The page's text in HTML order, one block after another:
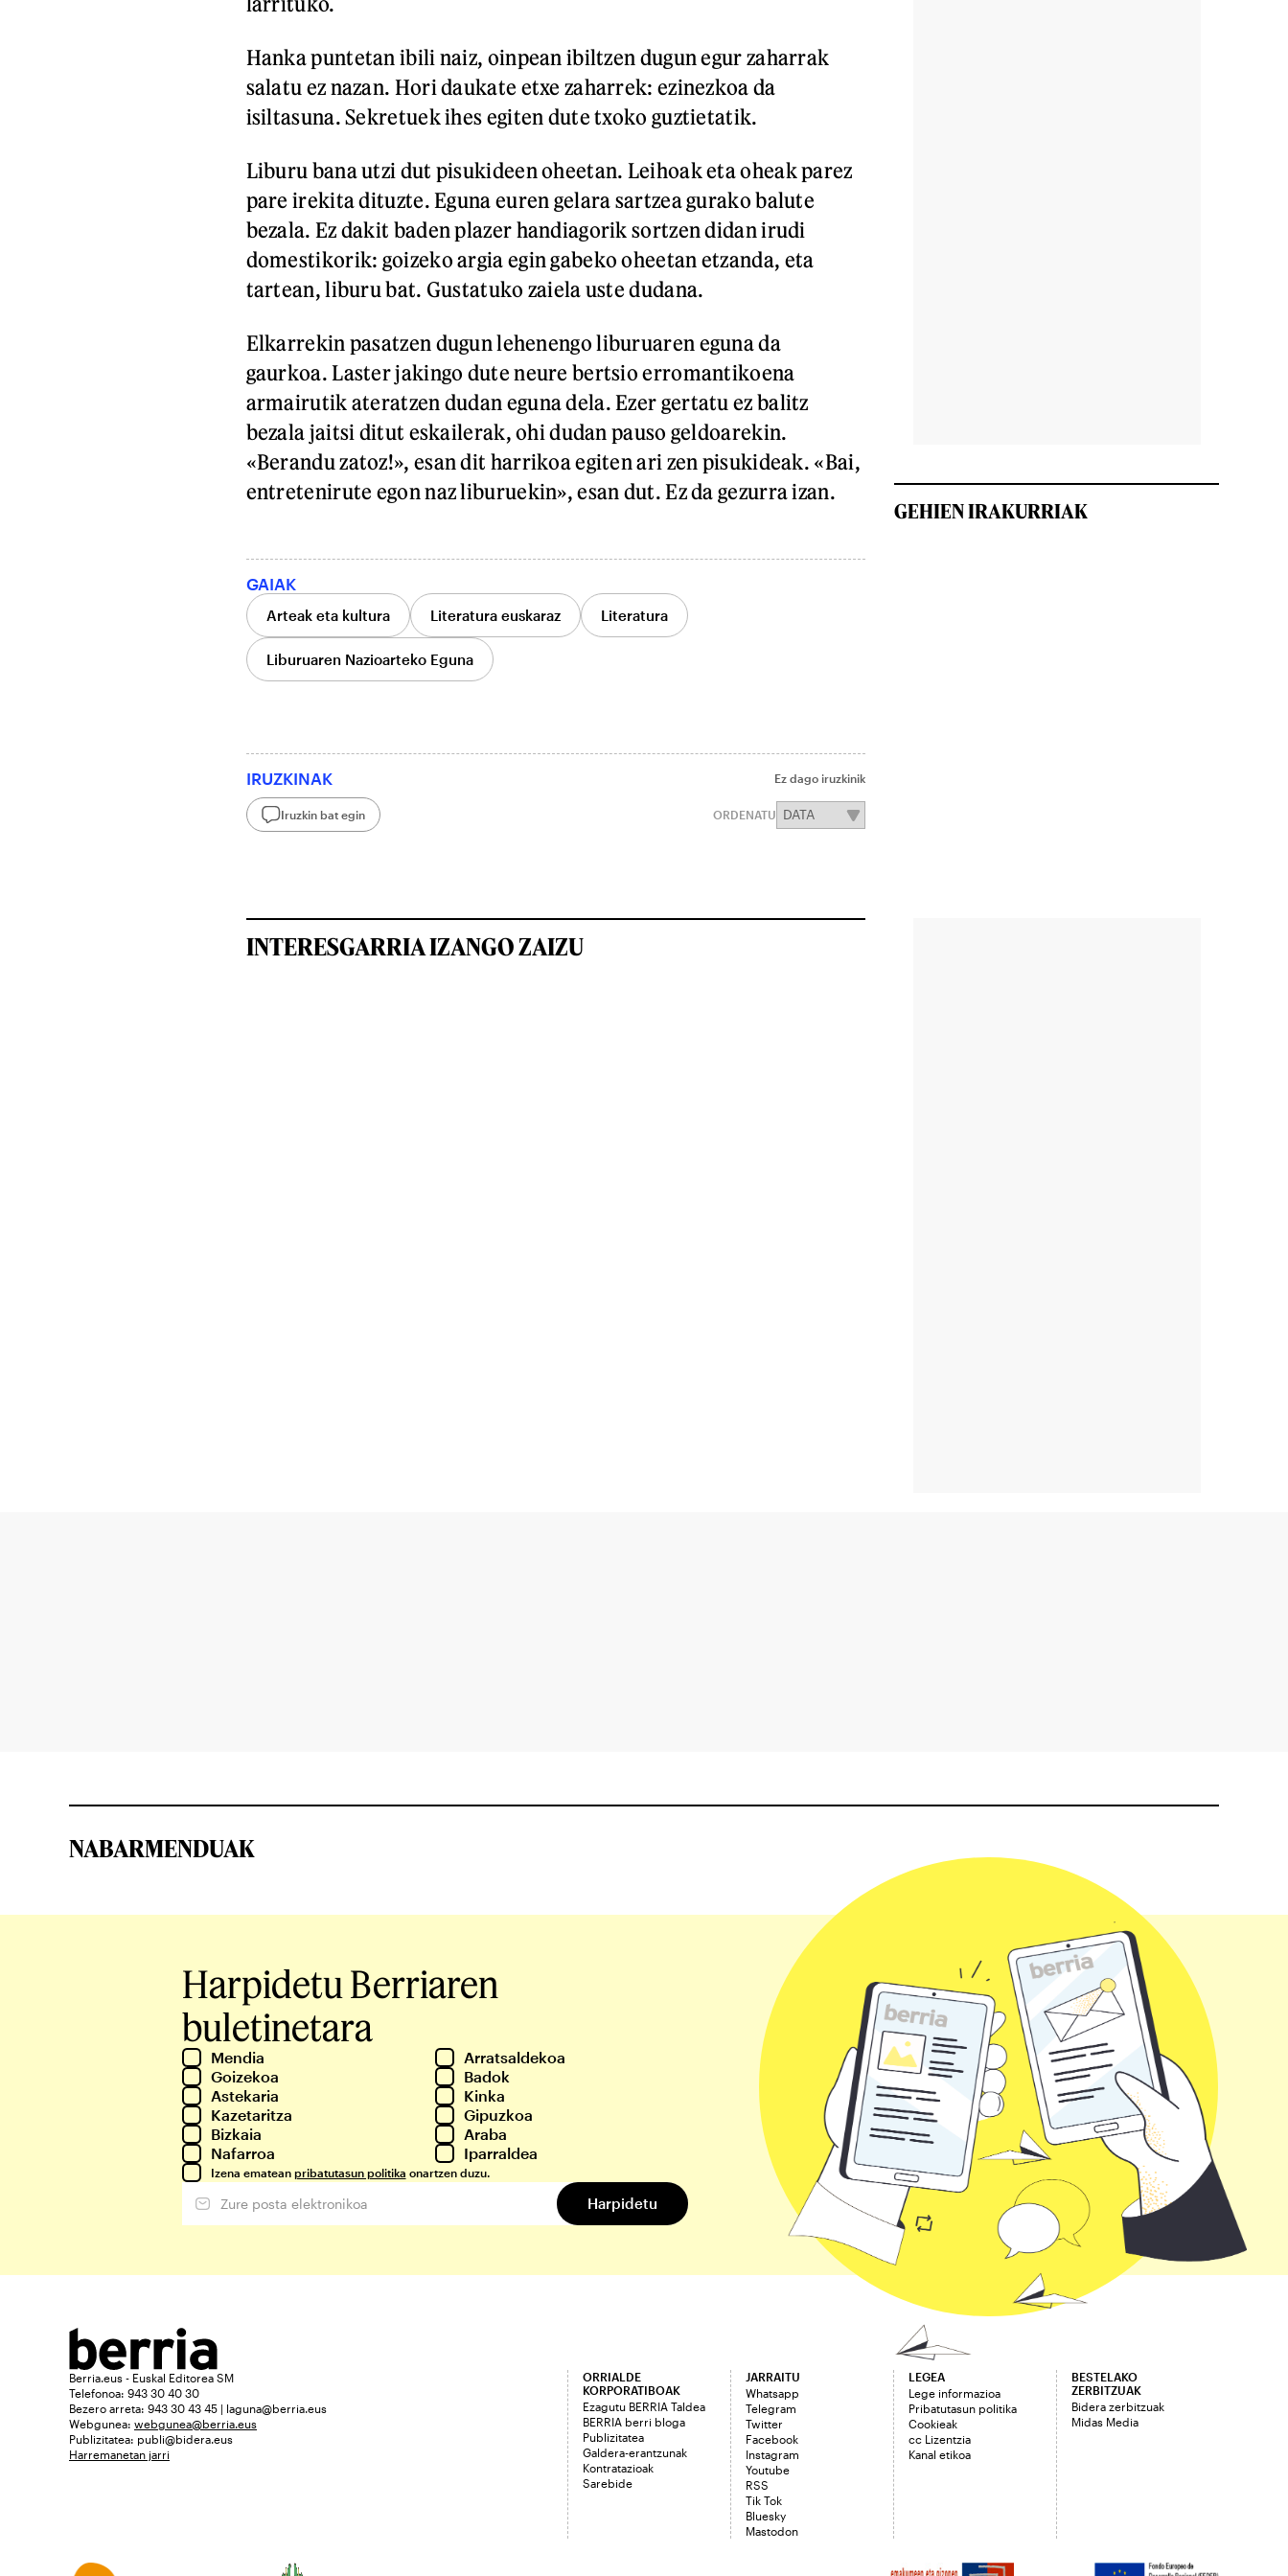
Hanka puntetan ibili naiz, oinpean ibiltzen dugun egur zaharrak
salatu ez nazan. Hori daukate etxe zaharrek: ezinezkoa da
isiltasuna. Sekretuek ihes egiten dute txoko guztietatik.
Liburu bana utzi dut pisukideen oheetan. Leihoak eta oheak parez
pare irekita dituzte. Eguna euren gelara sartzea gurako balute
bezala. Ez dakit baden plazer handiagorik sortzen didan irudi
domestikorik: goizeko argia egin gabeko oheetan etzanda, eta
tartean, liburu bat. Gustatuko zaiela uste dudana.
Elkarrekin pasatzen dugun lehenengo liburuaren eguna da
gaurkoa. Laster jakingo dute neure bertsio erromantikoena
armairutik ateratzen dudan eguna dela. Ezer gertatu ez balitz
bezala jaitsi ditut eskailerak, ohi dudan pauso geldoarekin.
«Berandu zatoz!», esan dit harrikoa egiten ari zen pisukideak. «Bai,
entretenirute egon naz liburuekin», esan dut. Ez da gezurra izan.
GAIAK
Arteak eta kultura Literatura euskaraz Literatura
Liburuaren Nazioarteko Eguna
IRUZKINAK Ez dago iruzkinik
Iruzkin bat egin ORDENATU
GEHIEN IRAKURRIAK
INTERESGARRIA IZANGO ZAIZU
NABARMENDUAK
Harpidetu Berriaren
buletinetara
Mendia
Arratsaldekoa
Goizekoa
Badok
Astekaria
Kinka
Kazetaritza
Gipuzkoa
Bizkaia
Araba
Nafarroa
Iparraldea
Izena ematean pribatutasun politika onartzen duzu.
Berria.eus - Euskal Editorea SM
Telefonoa: 943 30 40 30
Bezero arreta: 943 30 43 45 | laguna@berria.eus
Webgunea: webgunea@berria.eus
Publizitatea: publi@bidera.eus
Harremanetan jarri
ORRIALDE
KORPORATIBOAK
Ezagutu BERRIA Taldea
BERRIA berri bloga
Publizitatea
Galdera-erantzunak
Kontratazioak
Sarebide
JARRAITU
Whatsapp
Telegram
Twitter
Facebook
Instagram
Youtube
RSS
Tik Tok
Bluesky
Mastodon
LEGEA
Lege informazioa
Pribatutasun politika
Cookieak
cc Lizentzia
Kanal etikoa
BESTELAKO
ZERBITZUAK
Bidera zerbitzuak
Midas Media